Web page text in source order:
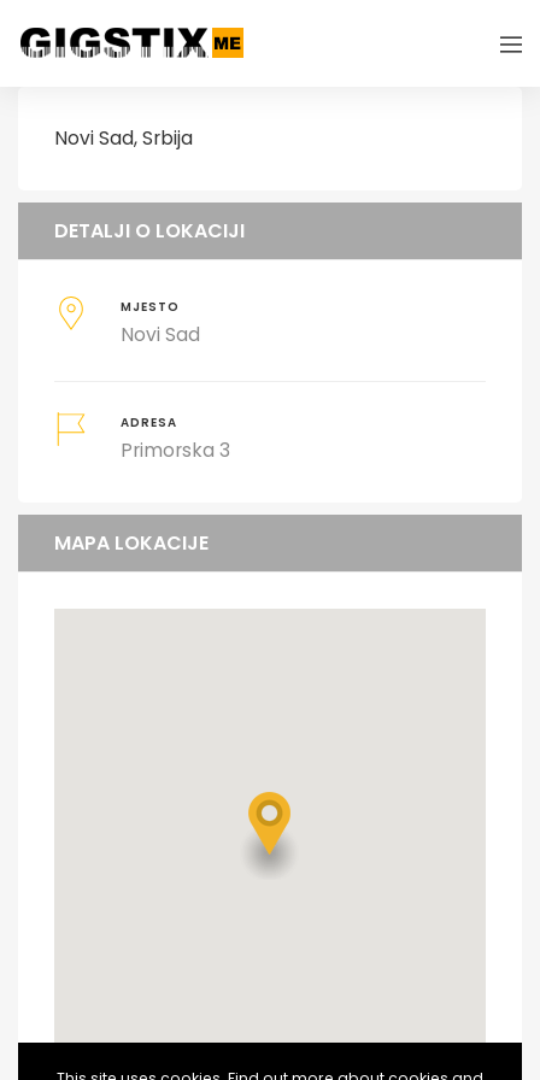
Novi Sad, Srbija
DETALJI O LOKACIJI
MJESTO
Novi Sad
ADRESA
Primorska 3
MAPA LOKACIJE